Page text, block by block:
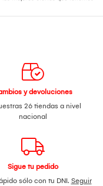
y devoluciones
26 tiendas a nivel
nacional
Sigue tu pedido
sólo con tu DNI. Seguir